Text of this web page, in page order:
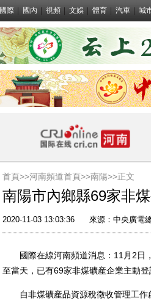
國際 國內 視頻 文娛 體育 汽車 城
首頁>>河南頻道首頁>>南陽>>正文
南陽市內鄉縣69家非
2020-11-03 13:03:36 來源： 中央廣電
國際在線河南頻道消息：11月2日，
至當天，已有69家非煤礦産企業主動
自非煤礦産品資源稅徵收管理工作